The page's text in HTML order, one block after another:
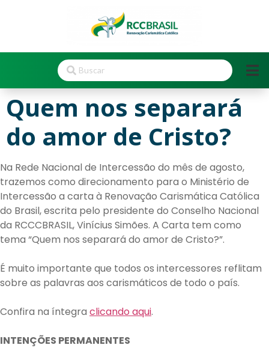
Quem nos separará
do amor de Cristo?
Na Rede Nacional de Intercessão do mês de agosto,
trazemos como direcionamento para o Ministério de
Intercessão a carta à Renovação Carismática Católica
do Brasil, escrita pelo presidente do Conselho Nacional
da RCCCBRASIL, Vinícius Simões. A Carta tem como
tema “Quem nos separará do amor de Cristo?”.
É muito importante que todos os intercessores reflitam
sobre as palavras aos carismáticos de todo o país.
Confira na íntegra clicando aqui.
INTENÇÕES PERMANENTES